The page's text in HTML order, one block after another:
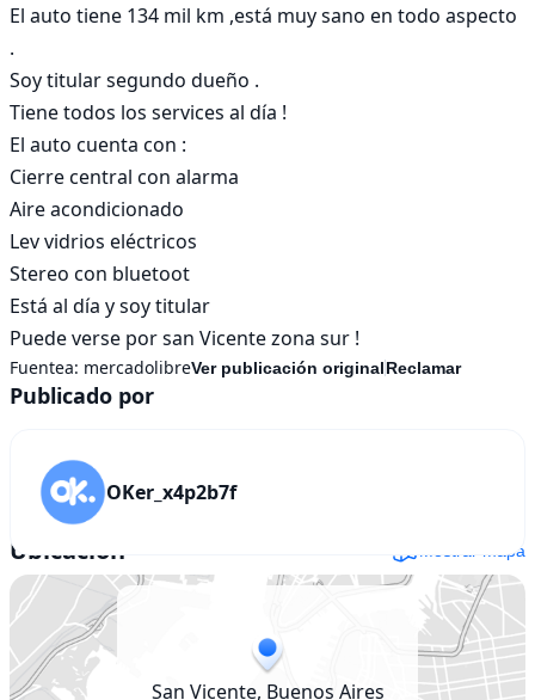
El auto tiene 134 mil km ,está muy sano en todo aspecto
.
Soy titular segundo dueño .
Tiene todos los services al día !
El auto cuenta con :
Cierre central con alarma
Aire acondicionado
Lev vidrios eléctricos
Stereo con bluetoot
Está al día y soy titular
Puede verse por san Vicente zona sur !
Fuentea: mercadolibreVer publicación originalReclamar
Publicado por
OKer_x4p2b7f
Ubicación Mostrar mapa
San Vicente, Buenos Aires